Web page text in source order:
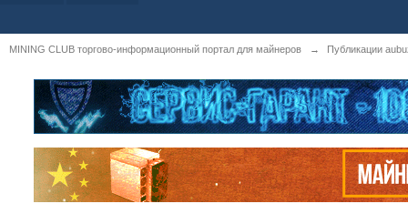
MINING CLUB торгово-информационный портал для майнеров → Публикации